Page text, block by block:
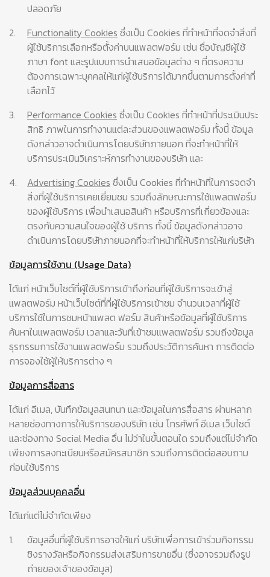
ปลอดภัย
2.
Functionality Cookies ซึ่งเป็น Cookies ที่ทำหน้าที่จดจำสิ่งที่
ผู้ใช้บริการเลือกหรือตั้งค่าบนแพลตฟอร์ม เช่น ชื่อบัญชีผู้ใช้
ภาษา font และรูปแบบการนำเสนอข้อมูลต่าง ๆ ที่ตรงความ
ต้องการเฉพาะบุคคลให้แก่ผู้ใช้บริการได้มากขึ้นตามการตั้งค่าที่
เลือกไว้
3.
Performance Cookies ซึ่งเป็น Cookies ที่ทำหน้าที่ประเมินประ
สิทธิ ภาพในการทำงานแต่ละส่วนของแพลตฟอร์ม ทั้งนี้ ข้อมูล
ดังกล่าวอาจดำเนินการโดยบริษัทภายนอก ที่จะทำหน้าที่ให้
บริการประเมินวิเคราะห์การทำงานของบริษัท และ
4.
Advertising Cookies ซึ่งเป็น Cookies ที่ทำหน้าที่ในการจดจำ
สิ่งที่ผู้ใช้บริการเคยเยี่ยมชม รวมถึงลักษณะการใช้แพลตฟอร์ม
ของผู้ใช้บริการ เพื่อนำเสนอสินค้า หรือบริการที่เกี่ยวข้องและ
ตรงกับความสนใจของผู้ใช้ บริการ ทั้งนี้ ข้อมูลดังกล่าวอาจ
ดำเนินการโดยบริษัทภายนอกที่จะทำหน้าที่ให้บริการให้แก่บริษัท
ข้อมูลการใช้งาน (Usage Data)
ได้แก่ หน้าเว็บไซต์ที่ผู้ใช้บริการเข้าถึงก่อนที่ผู้ใช้บริการจะเข้าสู่
แพลตฟอร์ม หน้าเว็บไซต์ที่ที่ผู้ใช้บริการเข้าชม จำนวนเวลาที่ผู้ใช้
บริการใช้ในการชมหน้าแพลต ฟอร์ม สินค้าหรือข้อมูลที่ผู้ใช้บริการ
ค้นหาในแพลตฟอร์ม เวลาและวันที่เข้าชมแพลตฟอร์ม รวมถึงข้อมูล
ธุรกรรมการใช้งานแพลตฟอร์ม รวมถึงประวัติการค้นหา การติดต่อ
การจองใช้ผู้ให้บริการต่าง ๆ
ข้อมูลการสื่อสาร
ได้แก่ อีเมล, บันทึกข้อมูลสนทนา และข้อมูลในการสื่อสาร ผ่านหลาก
หลายช่องทางการให้บริการของบริษัท เช่น โทรศัพท์ อีเมล เว็บไซต์
และช่องทาง Social Media อื่น ไม่ว่าในขั้นตอนใด รวมถึงแต่ไม่จำกัด
เพียงการลงทะเบียนหรือสมัครสมาชิก รวมถึงการติดต่อสอบถาม
ก่อนใช้บริการ
ข้อมูลส่วนบุคคลอื่น
ได้แก่แต่ไม่จำกัดเพียง
1.
ข้อมูลอื่นที่ผู้ใช้บริการอาจให้แก่ บริษัทเพื่อการเข้าร่วมกิจกรรม
ชิงรางวัลหรือกิจกรรมส่งเสริมการขายอื่น (ซึ่งอาจรวมถึงรูป
ถ่ายของเจ้าของข้อมูล)